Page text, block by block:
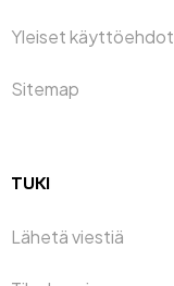
Yleiset käyttöehdot
Sitemap
TUKI
Lähetä viestiä